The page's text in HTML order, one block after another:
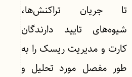
تا جریان تراکنش‌ها،
شیوه‌های تایید دارندگان
کارت و مدیریت ریسک را به
طور مفصل مورد تحلیل و